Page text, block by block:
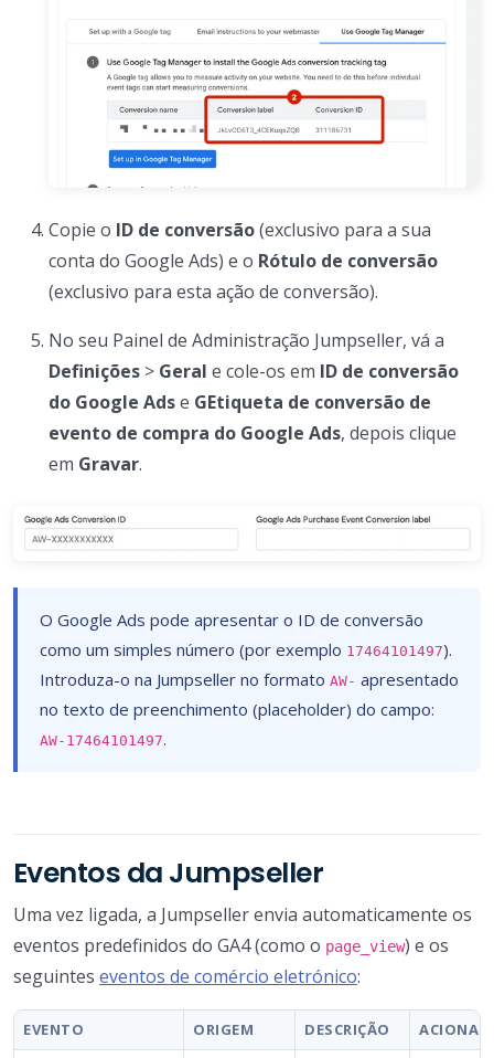
Copie o ID de conversão(exclusivo para a sua
conta do Google Ads) e o Rótulo de conversão
(exclusivo para esta ação de conversão).
No seu Painel de Administração Jumpseller, vá a
Definições > Geral e cole-os em ID de conversão
do Google Adse GEtiqueta de conversão de
evento de compra do Google Ads, depois clique
em Gravar.
O Google Ads pode apresentar o ID de conversão
como um simples número (por exemplo 17464101497).
Introduza-o na Jumpseller no formato AW- apresentado
no texto de preenchimento (placeholder) do campo:
AW-17464101497.
Eventos da Jumpseller
Uma vez ligada, a Jumpseller envia automaticamente os
eventos predefinidos do GA4 (como o page_view) e os
seguintes eventos de comércio eletrónico:
EVENTO ORIGEM DESCRIÇÃO